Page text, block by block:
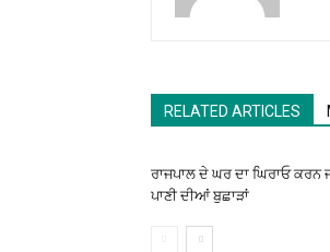
RELATED ARTICLES
ਰਾਜਪਾਲ ਦੇ ਘਰ ਦਾ ਘਿਰਾਓ ਕਰਨ
ਪਾਣੀ ਦੀਆਂ ਬੁਛਾੜਾਂ